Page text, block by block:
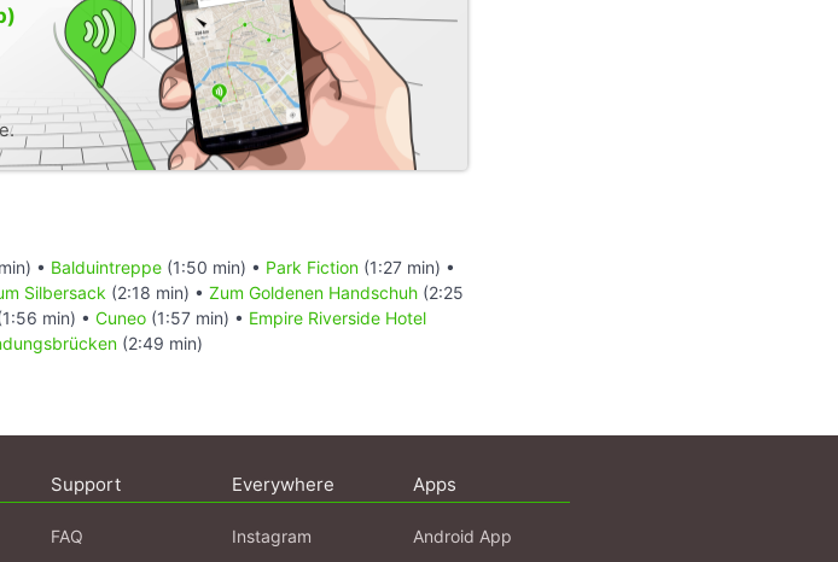
• Balduintreppe (1:50 min) • Park Fiction (1:27 min) •
Silbersack (2:18 min) • Zum Goldenen Handschuh (2:25
min) • Cuneo (1:57 min) • Empire Riverside Hotel
(2:49 min)
Support
FAQ
Everywhere
Instagram
Apps
Android App